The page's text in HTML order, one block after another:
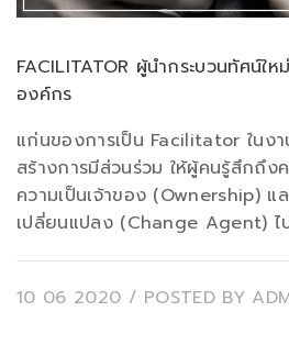
FACILITATOR ผู้นำกระบวนทัศน์ใ
องค์กร
แก่นของการเป็น Facilitator ใน
สร้างการมีส่วนร่วม ให้ผู้คนรู้สึกถึง
ความเป็นเจ้าของ (Ownership) แ
เปลี่ยนแปลง (Change Agent)
10 06 2020 / POSTED BY